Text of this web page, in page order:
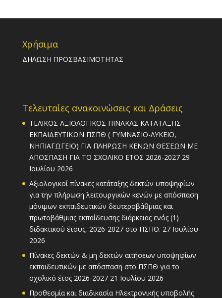
Χρήσιμα
ΔΗΛΩΣΗ ΠΡΟΣΒΑΣΙΜΟΤΗΤΑΣ
Τελευταίες ανακοινώσεις και Δράσεις
ΤΕΛΙΚΟΣ ΑΞΙΟΛΟΓΙΚΟΣ ΠΙΝΑΚΑΣ ΚΑΤΑΤΑΞΗΣ
ΕΚΠΑΙΔΕΥΤΙΚΩΝ ΠΣΠΘ ( ΓΥΜΝΑΣΙΟ-ΛΥΚΕΙΟ,
ΝΗΠΙΑΓΩΓΕΙΟ) ΓΙΑ ΠΛΗΡΩΣΗ ΚΕΝΩΝ ΘΕΣΕΩΝ ΜΕ
ΑΠΟΣΠΑΣΗ ΓΙΑ ΤΟ ΣΧΟΛΙΚΟ ΕΤΟΣ 2026-2027 29
Ιουλίου 2026
Αξιολογικοί πίνακες κατάταξης δεκτών υποψηφίων
για την πλήρωση λειτουργικών κενών με απόσπαση
μόνιμων εκπαιδευτικών δευτεροβάθμιας και
πρωτοβάθμιας εκπαίδευσης διάρκειας ενός (1)
διδακτικού έτους, 2026-2027 στο ΠΣΠΘ. 27 Ιουλίου
2026
Πίνακες δεκτών & μη δεκτών αιτήσεων υποψηφίων
εκπαιδευτικών με απόσπαση στο ΠΣΠΘ για το
σχολικό έτος 2026-2027 21 Ιουλίου 2026
Προθεσμία και διαδικασία Ηλεκτρονικής υποβολής